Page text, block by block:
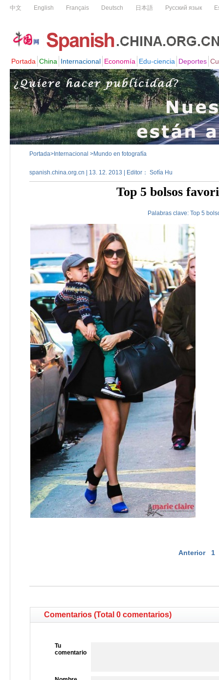
Portada>Internacional >Mundo en fotografía
spanish.china.org.cn | 13. 12. 2013 | Editor： Sofía Hu
Top 5 bolsos
Palabras clave: Top 5
Anterior 1
Comentarios (Total 0 comentarios)
Tu
comentario